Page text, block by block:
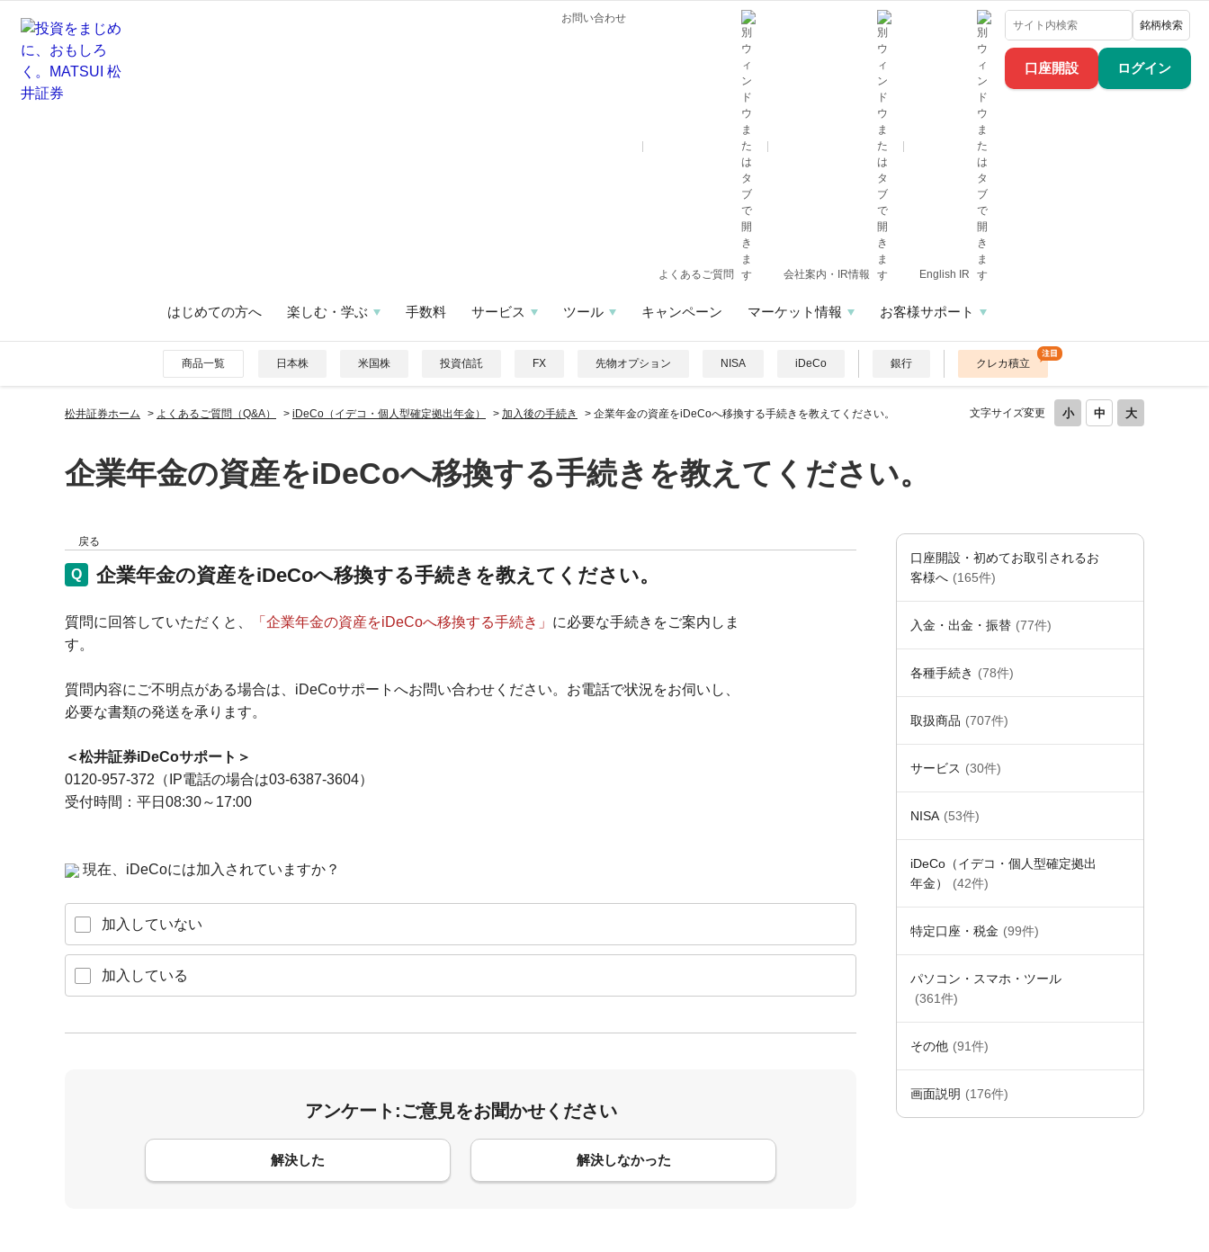
口座開設 ログイン
お問い合わせ
よくあるご質問 会社案内・IR情報 English IR
銘柄検索
はじめての方へ 楽しむ・学ぶ 手数料 サービス ツール キャンペーン マーケット情報 お客様サポート
商品一覧 日本株 米国株 投資信託 FX 先物オプション NISA iDeCo 銀行 クレカ積立
文字サイズ変更
松井証券ホーム > よくあるご質問（Q&A） > iDeCo（イデコ・個人型確定拠出年金） > 加入後の手続き > 企業年金の資産をiDeCoへ移換する手続きを教えてください。
企業年金の資産をiDeCoへ移換する手続きを教えてください。
口座開設・初めてお取引されるお
客様へ (165件)
入金・出金・振替 (77件)
各種手続き (78件)
取扱商品 (707件)
サービス (30件)
NISA (53件)
iDeCo（イデコ・個人型確定拠出
年金）
(42件)
特定口座・税金 (99件)
パソコン・スマホ・ツール
(361件)
その他 (91件)
画面説明 (176件)
戻る
企業年金の資産をiDeCoへ移換する手続きを教えてください。
質問に回答していただくと、 「企業年金の資産をiDeCoへ移換する手続き」 に必要な手続きをご案内しま
す。
質問内容にご不明点がある場合は、iDeCoサポートへお問い合わせください。お電話で状況をお伺いし、
必要な書類の発送を承ります。
＜松井証券iDeCoサポート＞
0120-957-372（IP電話の場合は03-6387-3604）
受付時間：平日08:30～17:00
現在、iDeCoには加入されていますか？
加入していない
加入している
アンケート:ご意見をお聞かせください
解決した 解決しなかった
コメント